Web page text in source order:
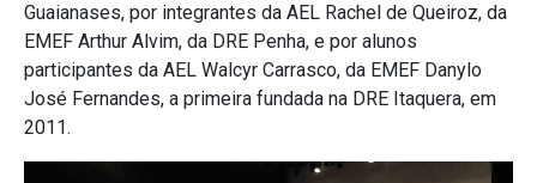
Guaianases, por integrantes da AEL Rachel de Queiroz, da
EMEF Arthur Alvim, da DRE Penha, e por alunos
participantes da AEL Walcyr Carrasco, da EMEF Danylo
José Fernandes, a primeira fundada na DRE Itaquera, em
2011.